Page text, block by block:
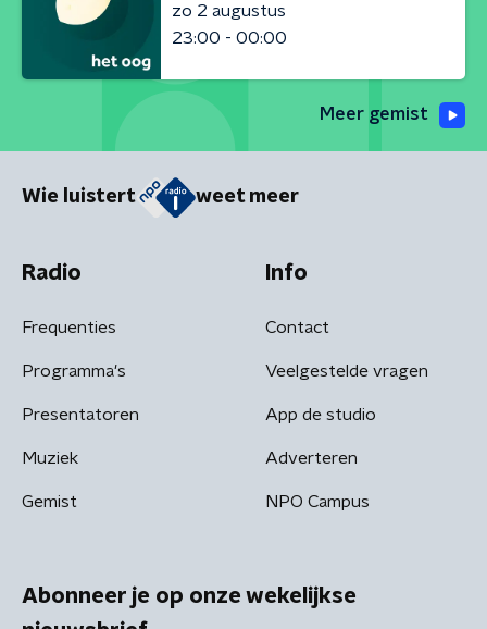
zo 2 augustus
23:00 - 00:00
Meer gemist
Wie luistert weet meer
Radio
Frequenties
Programma's
Presentatoren
Muziek
Gemist
Info
Contact
Veelgestelde vragen
App de studio
Adverteren
NPO Campus
Abonneer je op onze wekelijkse